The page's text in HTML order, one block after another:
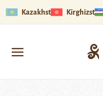
Kazakhstan Kirghizstan